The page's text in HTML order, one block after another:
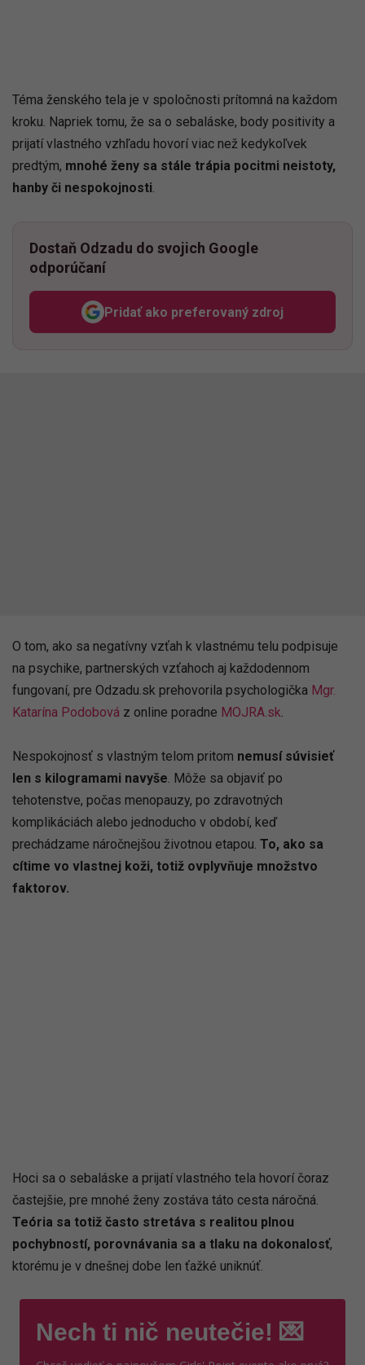
Téma ženského tela je v spoločnosti prítomná na každom
kroku. Napriek tomu, že sa o sebaláske, body positivity a
prijatí vlastného vzhľadu hovorí viac než kedykoľvek
predtým, mnohé ženy sa stále trápia pocitmi neistoty,
hanby či nespokojnosti.
Dostaň Odzadu do svojich Google
odporúčaní
Pridať ako preferovaný zdroj
Odzadu, odkaz sa otvorí v
O tom, ako sa negatívny vzťah k vlastnému telu podpisuje
na psychike, partnerských vzťahoch aj každodennom
fungovaní, pre Odzadu.sk prehovorila psychologička Mgr.
Katarína Podobová z online poradne MOJRA.sk
Nespokojnosť s vlastným telom pritom nemusí súvisieť
len s kilogramami navyše. Môže sa objaviť po
tehotenstve, počas menopauzy, po zdravotných
komplikáciách alebo jednoducho v období, keď
prechádzame náročnejšou životnou etapou. To, ako sa
cítime vo vlastnej koži, totiž ovplyvňuje množstvo
faktorov.
Hoci sa o sebaláske a prijatí vlastného tela hovorí čoraz
častejšie, pre mnohé ženy zostáva táto cesta náročná.
Teória sa totiž často stretáva s realitou plnou
pochybností, porovnávania sa a tlaku na dokonalosť,
ktorému je v dnešnej dobe len ťažké uniknúť.
Nech ti nič neutečie! 💌